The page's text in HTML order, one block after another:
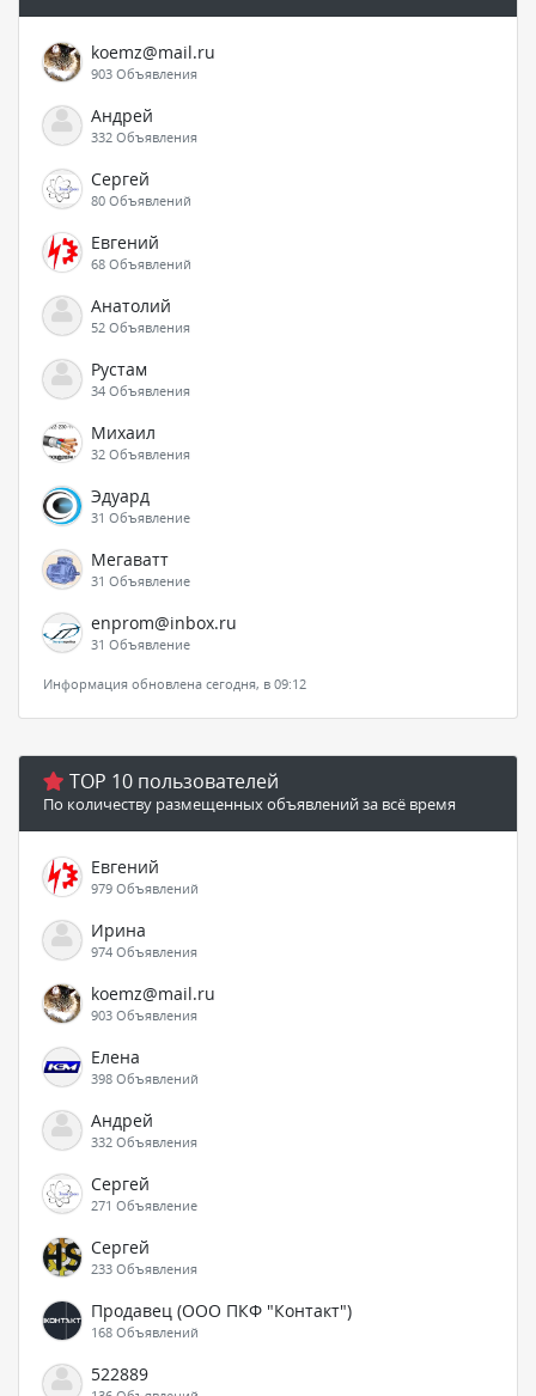
koemz@mail.ru
903 Объявления
Андрей
332 Объявления
Сергей
80 Объявлений
Евгений
68 Объявлений
Анатолий
52 Объявления
Рустам
34 Объявления
Михаил
32 Объявления
Эдуард
31 Объявление
Мегаватт
31 Объявление
enprom@inbox.ru
31 Объявление
Информация обновлена сегодня, в 09:12
TOP 10 пользователей
По количеству размещенных объявлений за всё время
Евгений
979 Объявлений
Ирина
974 Объявления
koemz@mail.ru
903 Объявления
Елена
398 Объявлений
Андрей
332 Объявления
Сергей
271 Объявление
Сергей
233 Объявления
Продавец (ООО ПКФ "Контакт")
168 Объявлений
522889